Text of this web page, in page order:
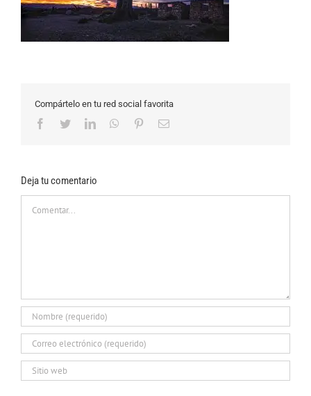
Compártelo en tu red social favorita
Facebook
TwitterLinkedInWhatsApp
PinterestCorreo
Deja tu comentario